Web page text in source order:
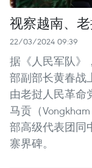
视察越南、
22/03/2024 09:39
据《人民军队》
部副部长黄春战
由老挝人民革命
马贡（
部高级代表团同
寨界碑。